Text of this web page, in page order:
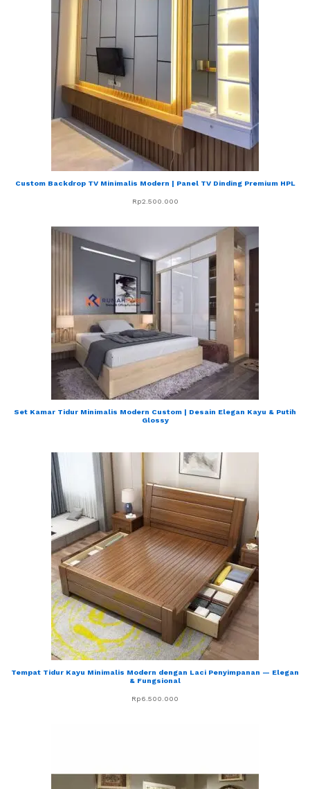
Custom Backdrop TV Minimalis Modern | Panel TV Dinding Premium HPL
Rp2.500.000
Set Kamar Tidur Minimalis Modern Custom | Desain Elegan Kayu & Putih
Glossy
Tempat Tidur Kayu Minimalis Modern dengan Laci Penyimpanan — Elegan
& Fungsional
Rp6.500.000